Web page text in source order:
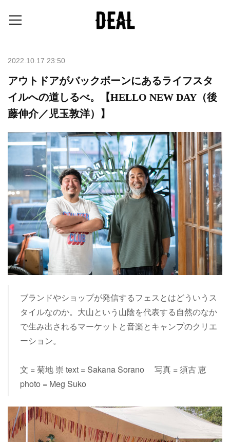
2022.10.17 23:50
アウトドアがバックボーンにあるライフスタ
イルへの道しるべ。【HELLO NEW DAY（後
藤伸介／児玉敦洋）】
ブランドやショップが発信するフェスとはどういうス
タイルなのか。大山という山陰を代表する自然のなか
で生み出されるマーケットと音楽とキャンプのクリエ
ーション。
文 = 菊地 崇 text = Sakana Sorano 写真 = 須古 恵
photo = Meg Suko